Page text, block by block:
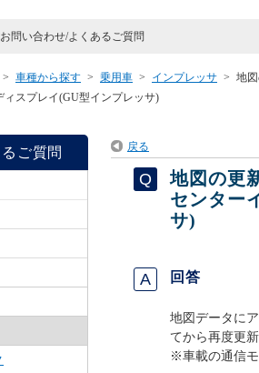
> 車種から探す > 乗用車 > インプレッサ > 地
スプレイ(GU型インプレッサ)
ご質問 戻る
地図の更
センター
サ)
回答
地図データに
てから再度更
※車載の通信